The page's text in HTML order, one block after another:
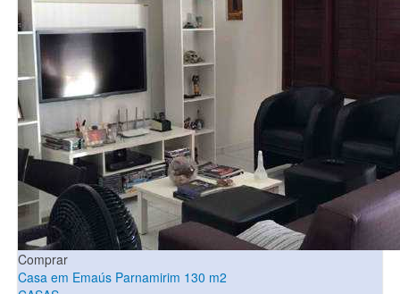
Comprar
Casa em Emaús Parnamirim 130 m2